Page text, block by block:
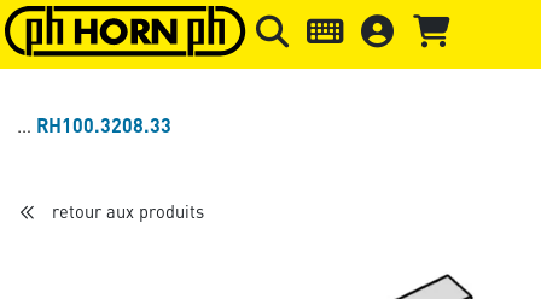
Skip to main content Passer à l'en-tête de la page
RH100.3208.33
retour aux produits